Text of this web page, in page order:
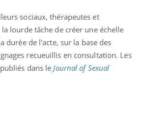
sociaux, thérapeutes et
lourde tâche de créer une échelle
durée de l'acte, sur la base des
recueuillis en consultation. Les
dans leJournal of Sexual